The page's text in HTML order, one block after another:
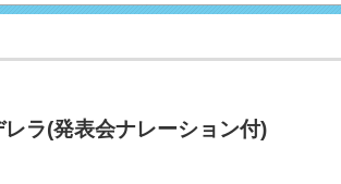
ラ(発表会ナレーション付)